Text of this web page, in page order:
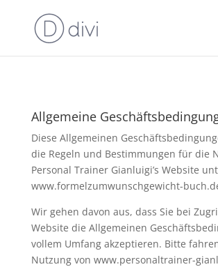
Allgemeine
Diese Allgemeinen
die Regeln und Bestimmungen für die
Personal Trainer Gianluigi’s Website
www.formelzumwunschgewicht-
Wir gehen davon aus, dass Sie bei
Website die Allgemeinen
vollem Umfang akzeptieren. Bitte
Nutzung von www.personaltrainer-